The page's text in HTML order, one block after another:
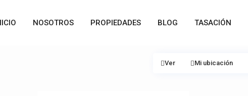
NOSOTROS PROPIEDADES BLOG TASACIÓN
Ver Mi ubicación